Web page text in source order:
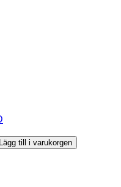
Lägg till i varukorgen